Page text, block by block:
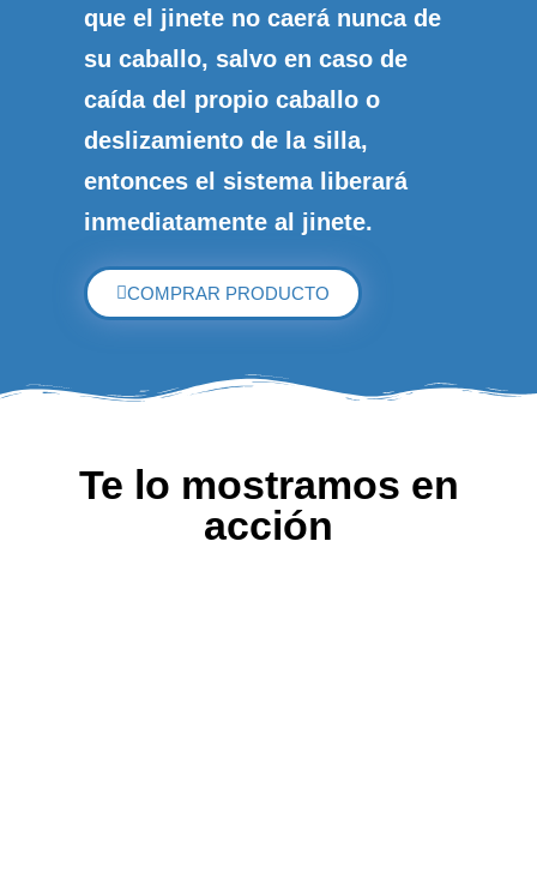
que el jinete no caerá nunca de
su caballo, salvo en caso de
caída del propio caballo o
deslizamiento de la silla,
entonces el sistema liberará
inmediatamente al jinete.
COMPRAR PRODUCTO
Te lo mostramos en
acción